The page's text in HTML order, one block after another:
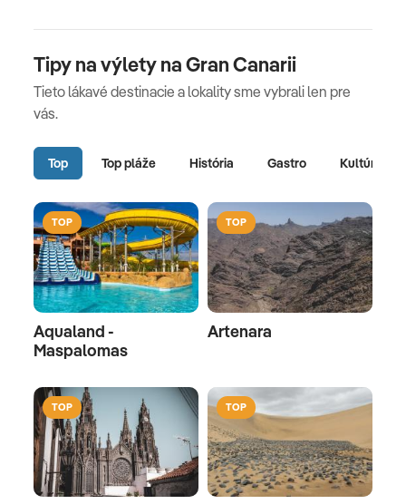
Tipy na výlety na Gran Canarii
Tieto lákavé destinacie a lokality sme vybrali len pre
vás.
Top Top pláže História Gastro Kultúra
TOP
Aqualand -
Maspalomas
TOP
Artenara
TOP TOP